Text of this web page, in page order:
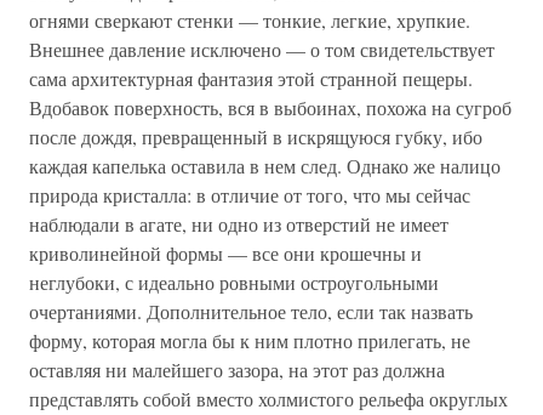
огнями сверкают стенки — тонкие, легкие, хрупкие.
Внешнее давление исключено — о том свидетельствует
сама архитектурная фантазия этой странной пещеры.
Вдобавок поверхность, вся в выбоинах, похожа на сугроб
после дождя, превращенный в искрящуюся губку, ибо
каждая капелька оставила в нем след. Однако же налицо
природа кристалла: в отличие от того, что мы сейчас
наблюдали в агате, ни одно из отверстий не имеет
криволинейной формы — все они крошечны и
неглубоки, с идеально ровными остроугольными
очертаниями. Дополнительное тело, если так назвать
форму, которая могла бы к ним плотно прилегать, не
оставляя ни малейшего зазора, на этот раз должна
представлять собой вместо холмистого рельефа округлых